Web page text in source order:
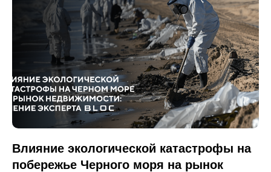
Влияние экологической катастрофы на
побережье Черного моря на рынок